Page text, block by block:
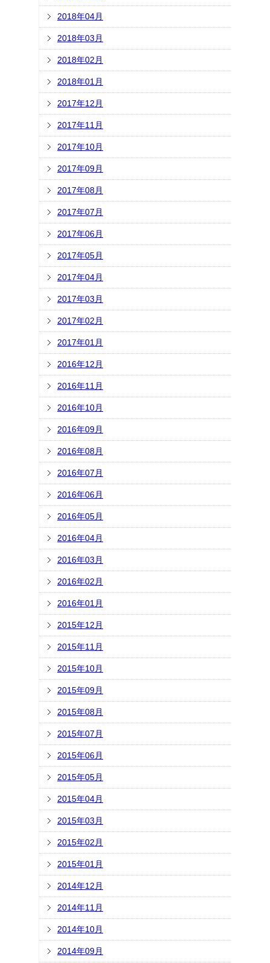
2018年04月
2018年03月
2018年02月
2018年01月
2017年12月
2017年11月
2017年10月
2017年09月
2017年08月
2017年07月
2017年06月
2017年05月
2017年04月
2017年03月
2017年02月
2017年01月
2016年12月
2016年11月
2016年10月
2016年09月
2016年08月
2016年07月
2016年06月
2016年05月
2016年04月
2016年03月
2016年02月
2016年01月
2015年12月
2015年11月
2015年10月
2015年09月
2015年08月
2015年07月
2015年06月
2015年05月
2015年04月
2015年03月
2015年02月
2015年01月
2014年12月
2014年11月
2014年10月
2014年09月